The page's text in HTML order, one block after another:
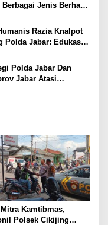
Berbagai Jenis Berhasil
Razia Knalpot
Polda Jabar: Edukasi
Sukarela
Polda Jabar Dan
Jabar Atasi
Kamtibmas,
Polsek Cikijing